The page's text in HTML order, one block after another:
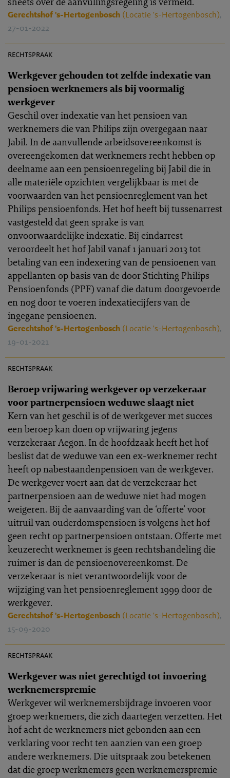
Gerechtshof 's-Hertogenbosch (Locatie 's-Hertogenbosch),
27-01-2022
rechtspraak
Werkgever gehouden tot zelfde indexatie van
pensioen werknemers als bij voormalig
werkgever
Geschil over indexatie van het pensioen van
werknemers die van Philips zijn overgegaan naar
Jabil. In de aanvullende arbeidsovereenkomst is
overeengekomen dat werknemers recht hebben op
deelname aan een pensioenregeling bij Jabil die in
alle materiële opzichten vergelijkbaar is met de
voorwaarden van het pensioenreglement van het
Philips pensioenfonds. Het hof heeft bij tussenarrest
vastgesteld dat geen sprake is van
onvoorwaardelijke indexatie. Bij eindarrest
veroordeelt het hof Jabil vanaf 1 januari 2013 tot
betaling van een indexering van de pensioenen van
appellanten op basis van de door Stichting Philips
Pensioenfonds (PPF) vanaf die datum doorgevoerde
en nog door te voeren indexatiecijfers van de
ingegane pensioenen.
Gerechtshof 's-Hertogenbosch (Locatie 's-Hertogenbosch),
19-01-2021
rechtspraak
Beroep vrijwaring werkgever op verzekeraar
voor partnerpensioen weduwe slaagt niet
Kern van het geschil is of de werkgever met succes
een beroep kan doen op vrijwaring jegens
verzekeraar Aegon. In de hoofdzaak heeft het hof
beslist dat de weduwe van een ex-werknemer recht
heeft op nabestaandenpensioen van de werkgever.
De werkgever voert aan dat de verzekeraar het
partnerpensioen aan de weduwe niet had mogen
weigeren. Bij de aanvaarding van de ‘offerte’ voor
uitruil van ouderdomspensioen is volgens het hof
geen recht op partnerpensioen ontstaan. Offerte met
keuzerecht werknemer is geen rechtshandeling die
ruimer is dan de pensioenovereenkomst. De
verzekeraar is niet verantwoordelijk voor de
wijziging van het pensioenreglement 1999 door de
werkgever.
Gerechtshof 's-Hertogenbosch (Locatie 's-Hertogenbosch),
15-09-2020
rechtspraak
Werkgever was niet gerechtigd tot invoering
werknemerspremie
Werkgever wil werknemersbijdrage invoeren voor
groep werknemers, die zich daartegen verzetten. Het
hof acht de werknemers niet gebonden aan een
verklaring voor recht ten aanzien van een groep
andere werknemers. Die uitspraak zou betekenen
dat die groep werknemers geen werknemerspremie